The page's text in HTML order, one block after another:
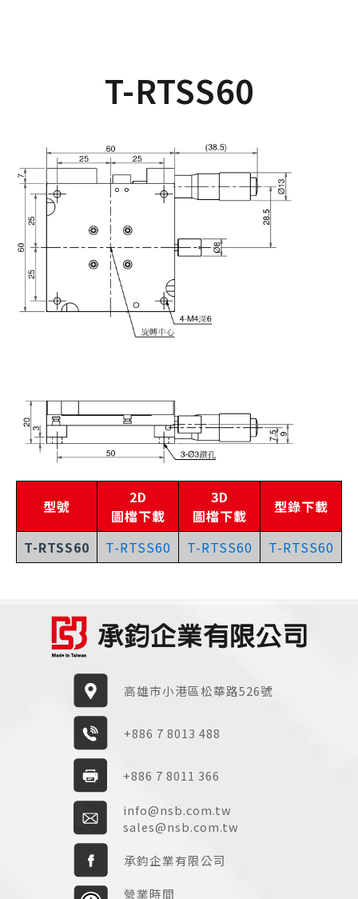
T-RTSS60
型號
2D
圖檔下載
3D
圖檔下載
型錄下載
T-RTSS60 T-RTSS60 T-RTSS60 T-RTSS60
高雄市小港區松華路526號
+886 7 8013 488
+886 7 8011 366
info@nsb.com.tw
sales@nsb.com.tw
承鈞企業有限公司
營業時間